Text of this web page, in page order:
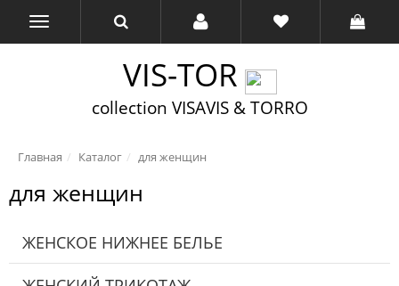
VIS-TOR
collection VISAVIS & TORRO
Главная Каталог для женщин
для женщин
ЖЕНСКОЕ НИЖНЕЕ БЕЛЬЕ